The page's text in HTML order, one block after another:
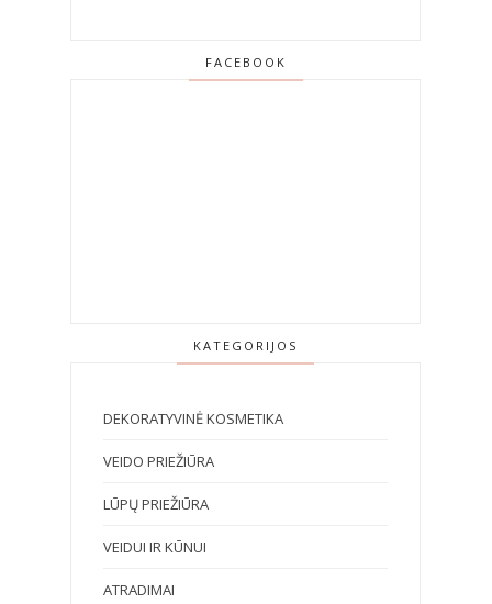
FACEBOOK
KATEGORIJOS
DEKORATYVINĖ KOSMETIKA
VEIDO PRIEŽIŪRA
LŪPŲ PRIEŽIŪRA
VEIDUI IR KŪNUI
ATRADIMAI